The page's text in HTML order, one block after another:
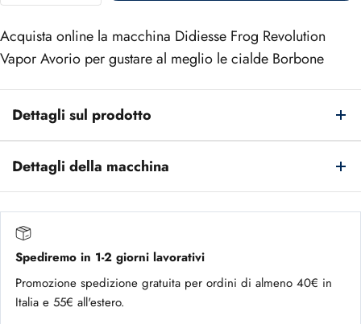
Acquista online la macchina Didiesse Frog Revolution
Vapor Avorio per gustare al meglio le cialde Borbone
Dettagli sul prodotto
Dettagli della macchina
Spediremo in 1-2 giorni lavorativi
Promozione spedizione gratuita per ordini di almeno 40€ in
Italia e 55€ all'estero.